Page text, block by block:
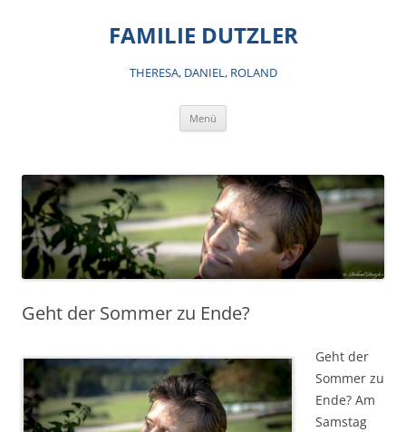
FAMILIE DUTZLER
THERESA, DANIEL, ROLAND
Menü
Geht der Sommer zu Ende?
Geht der
Sommer zu
Ende? Am
Samstag